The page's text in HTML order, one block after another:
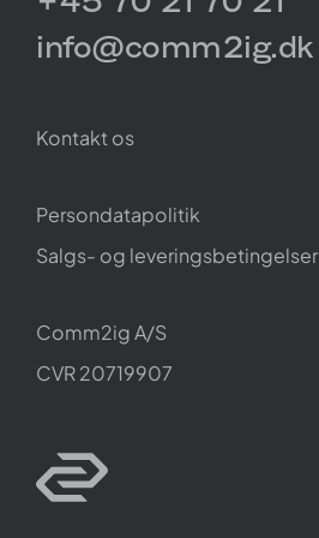
info@comm2ig.dk
Kontakt os
Persondatapolitik
Salgs- og leveringsbetingelser
Comm2ig A/S
CVR 20719907